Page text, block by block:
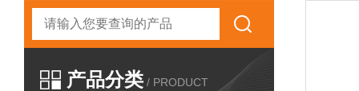
产品分类 / PRODUCT